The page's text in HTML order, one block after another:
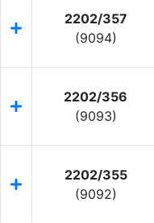
2202/357
(9094)
2202/356
(9093)
2202/355
(9092)